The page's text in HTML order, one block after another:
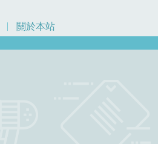
關於本站